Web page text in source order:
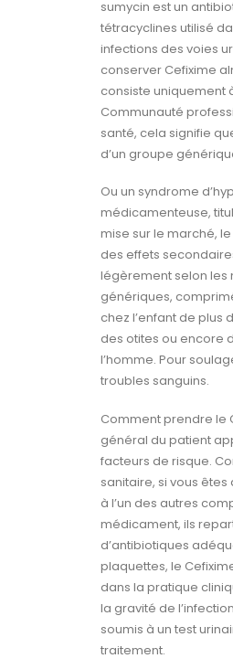
sumycin est un
tétracyclines utilisé
infections des voies
conserver Cefixime
consiste uniquement
Communauté
santé, cela signifie
d’un groupe
Ou un syndrome
médicamenteuse,
mise sur le marché,
des effets
légèrement selon les
génériques,
chez l’enfant de plus
des otites ou encore
l’homme. Pour
troubles sanguins.
Comment prendre le
général du patient
facteurs de risque.
sanitaire, si vous
à l’un des autres
médicament, ils
d’antibiotiques
plaquettes, le
dans la pratique
la gravité de
soumis à un test
traitement.